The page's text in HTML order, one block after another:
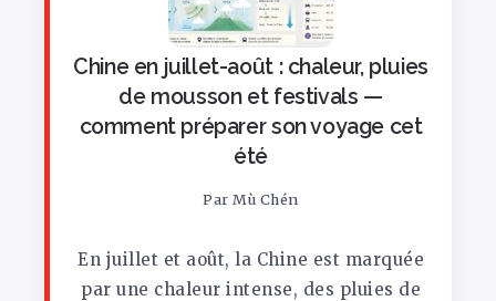
Chine en juillet-août : chaleur, pluies
de mousson et festivals —
comment préparer son voyage cet
été
Par Mù Chén
En juillet et août, la Chine est marquée
par une chaleur intense, des pluies de